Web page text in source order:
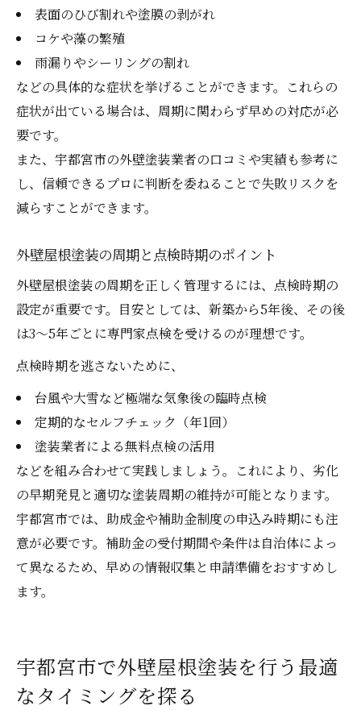
表面のひび割れや塗膜の剥がれ
コケや藻の繁殖
雨漏りやシーリングの割れ
などの具体的な症状を挙げることができます。これらの
症状が出ている場合は、周期に関わらず早めの対応が必
要です。
また、宇都宮市の外壁塗装業者の口コミや実績も参考に
し、信頼できるプロに判断を委ねることで失敗リスクを
減らすことができます。
外壁屋根塗装の周期と点検時期のポイント
外壁屋根塗装の周期を正しく管理するには、点検時期の
設定が重要です。目安としては、新築から5年後、その後
は3〜5年ごとに専門家点検を受けるのが理想です。
点検時期を逃さないために、
台風や大雪など極端な気象後の臨時点検
定期的なセルフチェック（年1回）
塗装業者による無料点検の活用
などを組み合わせて実践しましょう。これにより、劣化
の早期発見と適切な塗装周期の維持が可能となります。
宇都宮市では、助成金や補助金制度の申込み時期にも注
意が必要です。補助金の受付期間や条件は自治体によっ
て異なるため、早めの情報収集と申請準備をおすすめし
ます。
宇都宮市で外壁屋根塗装を行う最適
なタイミングを探る